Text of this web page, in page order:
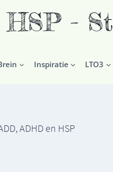
-
Inspiratie LTO3
ADHD en HSP